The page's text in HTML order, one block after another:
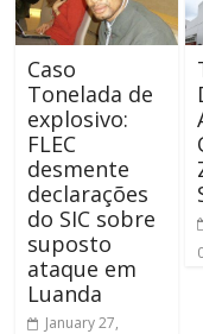
Caso
Tonelada de
explosivo:
FLEC
desmente
declarações
do SIC sobre
suposto
ataque em
Luanda
January 27,